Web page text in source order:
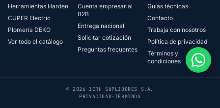
Herramientas Harden
CUPER Electric
Plomería DEKO
Ver todo el catálogo
Cuenta empresarial
B2B
Entrega nacional
Solicitar cotización
Preguntas frecuentes
Guías técnicas
Contacto
Trabaja con nosotros
Política de privacidad
Términos y
condiciones
© 2026 ICRH SUPLIDORES S.A.
PRIVACIDAD · TÉRMINOS